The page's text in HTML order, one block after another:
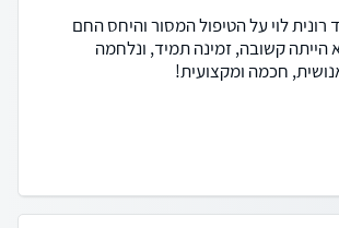
רונית לוי על הטיפול המסור והיחס החם
קשובה, זמינה תמיד, ונלחמה
חכמה ומקצועית!